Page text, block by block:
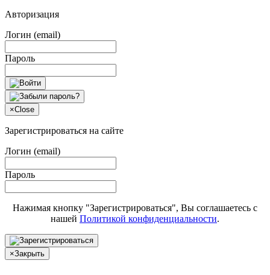
Авторизация
Логин (email)
Пароль
×Close
Зарегистрироваться на сайте
Логин (email)
Пароль
Нажимая кнопку "Зарегистрироваться", Вы соглашаетесь с
нашей Политикой конфиденциальности.
×Закрыть